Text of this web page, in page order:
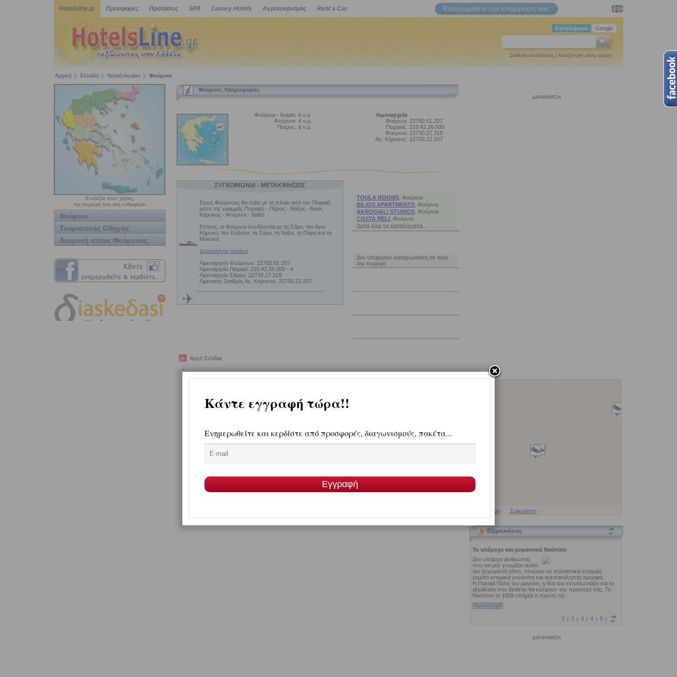
Hotelsline.gr Προσφορές Προτάσεις SPA Luxury Hotels Αγροτουρισμός Rent a Car Καταχωρήστε την επιχείρησή σας
Google
Καταλύματα
Σύνθετη αναζήτηση | Αναζήτηση μέσω χάρτη
Αρχική Ελλάδα Νησιά Αιγαίου Φούρνοι
Επιλέξτε στον χάρτη,
την περιοχή που σας ενδιαφέρει
Φούρνοι
Τουριστικός Οδηγός
Διαμονή στους Φούρνους
Φούρνοι, πληροφορίες
Φούρνοι - Ικαρία:
Φούρνοι:
Πάτμος:
6 ν.μ
4 ν.μ.
9 ν.μ.
Λιμεναρχεία
Φούρνοι:
Πειραιάς:
Φούρνοι:
Αγ. Κήρυκος:
22750.51.207
210.42.26.000
22730.27.318
22750.22.207
ΣΥΓΚΟΙΝΩΝΙΑ - ΜΕΤΑΚΙΝΗΣΕΙΣ
Στους Φούρνους θα πάτε με το πλοίο από τον Πειραιά,
μέσο της γραμμής Πειραιάς - Πάρος - Νάξος - Άγιος
Κήρυκος - Φούρνοι - Βαθύ.
Επίσης, οι Φούρνοι συνδέονται με τη Σάμο, τον Άγιο
Κήρυκο, τον Εύδηλο, τη Σύρο, τη Νάξο, τη Πάρο και τη
Μύκονο.
Δρομολόγια πλοίων
Λιμεναρχείο Φούρνων: 22750.51.207
Λιμεναρχείο Πειραιά: 210.42.26.000 - 4
Λιμεναρχείο Σάμου: 22730.27.318
Λιμενικός Σταθμός Αγ. Κηρυκου: 22750.22.207
TOULA ROOMS Φούρνοι
BILIOS APARTMENTS Φούρνοι
AKROGIALI STUDIOS Φούρνοι
COSTA RELI Φούρνοι
Δείτε όλα τα καταλύματα...
Δεν υπάρχουν καταχωρήσεις σε αυτή
την περιοχή
Αρχή Σελίδας
ΔΙΑΦΗΜΙΣΗ
Μεγέθυνση Σμίκρυνση
Εξερευνήσεις
ΔΙΑΦΗΜΙΣΗ